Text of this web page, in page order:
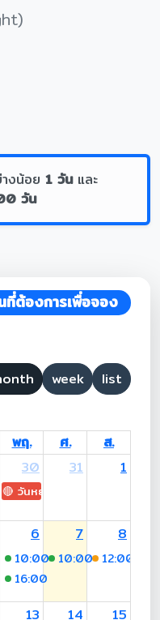
งน้อย 1 วันและ
วัน
ที่ต้องการเพื่อจอง
week list
พฤ. ศ.
ส.
Maha Vajiralongkorn's
: Asanha Bucha Day
30
🔴 วันหยุด: Buddhist Lent
31 1
ทร์)
(อ.นาริทร์)
6
10:00-12:00 (อ.ณชมกม
16:00
7
10:00-17:00 (อ
8
12:00
13 14 15